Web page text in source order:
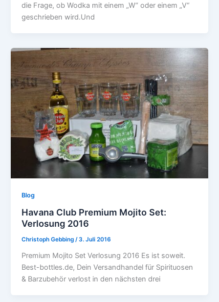
die Frage, ob Wodka mit einem „W“ oder einem „V“
geschrieben wird.Und
Blog
Havana Club Premium Mojito Set:
Verlosung 2016
Christoph Gebbing /3. Juli 2016
Premium Mojito Set Verlosung 2016 Es ist soweit.
Best-bottles.de, Dein Versandhandel für Spirituosen
& Barzubehör verlost in den nächsten drei